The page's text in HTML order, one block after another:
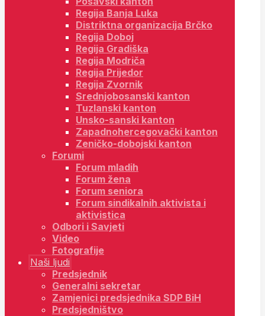
Regija Banja Luka
Distriktna organizacija Brčko
Regija Doboj
Regija Gradiška
Regija Modriča
Regija Prijedor
Regija Zvornik
Srednjobosanski kanton
Tuzlanski kanton
Unsko-sanski kanton
Zapadnohercegovački kanton
Zeničko-dobojski kanton
Forumi
Forum mladih
Forum žena
Forum seniora
Forum sindikalnih aktivista i
aktivistica
Odbori i Savjeti
Video
Fotografije
Naši ljudi
Predsjednik
Generalni sekretar
Zamjenici predsjednika SDP BiH
Predsjedništvo